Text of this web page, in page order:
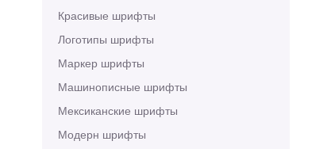
Красивые шрифты
Логотипы шрифты
Маркер шрифты
Машинописные шрифты
Мексиканские шрифты
Модерн шрифты